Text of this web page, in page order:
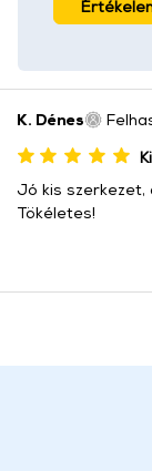
K. Dénes
Jó kis szerkezet,
Tökéletes!